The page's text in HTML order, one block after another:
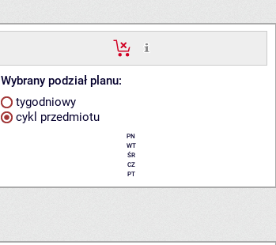
Wybrany podział planu:
tygodniowy
cykl przedmiotu
PN
WT
ŚR
CZ
PT